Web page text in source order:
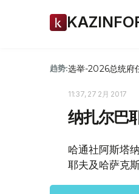
趋势:选举-2026总统府
11:37, 27 2月 2017
纳扎尔巴
哈通社阿斯塔
耶夫及哈萨克